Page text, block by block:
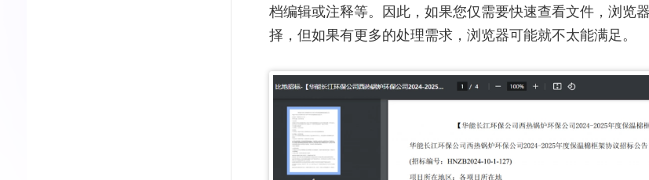
档编辑或注释等。因此，如果您仅需要快速查看文件，浏览
择，但如果有更多的处理需求，浏览器可能就不太能满足。